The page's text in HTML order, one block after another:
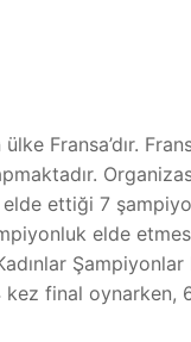
Fransa’dır.
elde ettiği 7
elde
final oynarken,